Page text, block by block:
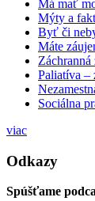
Má mať
Mýty a
Byť či
Máte
Paliatíva –
Sociálna
viac
Odkazy
Spúšťame